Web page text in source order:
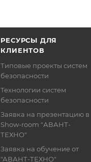
РЕСУРСЫ ДЛЯ
КЛИЕНТОВ
Типовые проекты систем
безопасности
Технологии систем
безопасности
Заявка на презентацию в
Show-room "АВАНТ-
ТЕХНО"
Заявка на обучение от
"АВАНТ-ТЕХНО"